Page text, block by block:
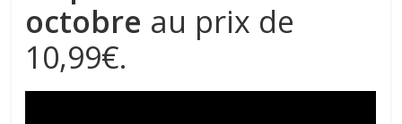
octobre au prix de
10,99€.